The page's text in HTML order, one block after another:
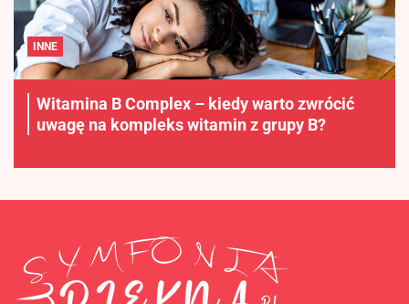
INNE
Witamina B Complex – kiedy warto zwrócić
uwagę na kompleks witamin z grupy B?